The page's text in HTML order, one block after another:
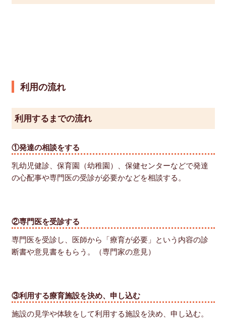
利用の流れ
利用するまでの流れ
①発達の相談をする
乳幼児健診、保育園（幼稚園）、保健センターなどで発達
の心配事や専門医の受診が必要かなどを相談する。
②専門医を受診する
専門医を受診し、医師から「療育が必要」という内容の診
断書や意見書をもらう。（専門家の意見）
③利用する療育施設を決め、申し込む
施設の見学や体験をして利用する施設を決め、申し込む。